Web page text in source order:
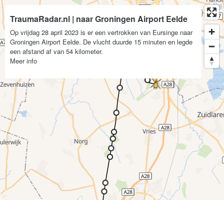
TraumaRadar.nl | naar Groningen Airport Eelde
Op vrijdag 28 april 2023 is er een vertrokken van Eursinge naar
Groningen Airport Eelde. De vlucht duurde 15 minuten en legde
een afstand af van 54 kilometer.
Meer info